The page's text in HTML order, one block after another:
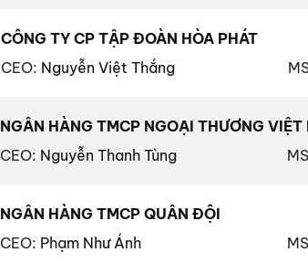
CÔNG TY CP TẬP ĐOÀN HÒA PHÁT
CEO: Nguyễn Việt Thắng
NGÂN HÀNG TMCP NGOẠI THƯƠNG VIỆT
CEO: Nguyễn Thanh Tùng
NGÂN HÀNG TMCP QUÂN ĐỘI
CEO: Phạm Như Ánh